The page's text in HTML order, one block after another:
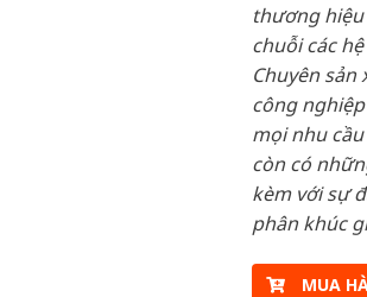
thương
chuỗi các
Chuyên
công
mọi nhu cầu
còn có
kèm với sự
phân khúc
MUA